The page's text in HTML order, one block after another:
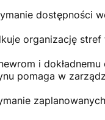
dostępności
organizację
i dokładnemu
pomaga w